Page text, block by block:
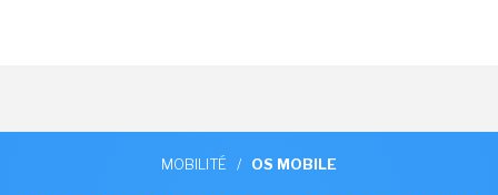
MOBILITÉ / OS MOBILE